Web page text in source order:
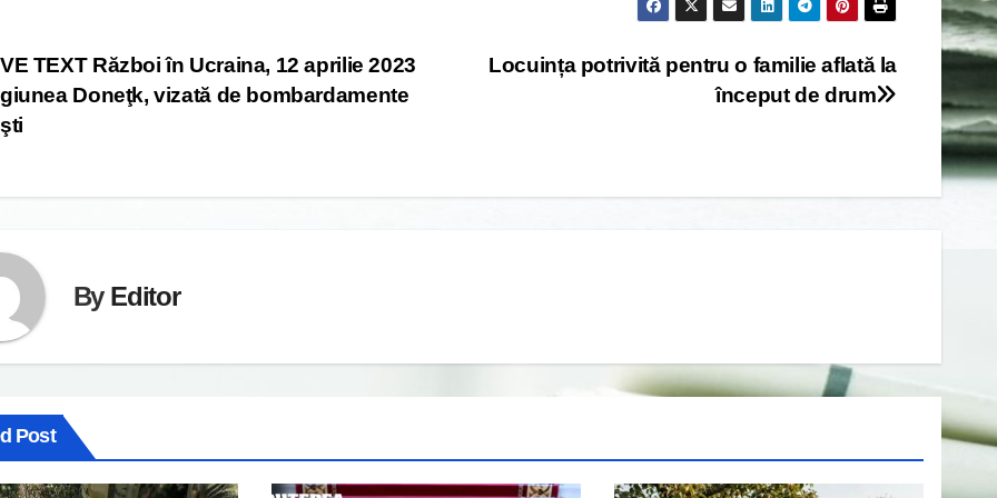
Locuința potrivită pentru o familie aflată la
început de drum
TEXT Război în Ucraina, 12 aprilie 2023
Doneţk, vizată de bombardamente
By Editor
Post